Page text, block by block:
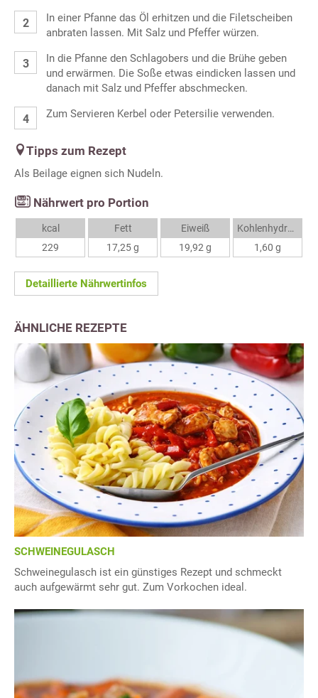
In einer Pfanne das Öl erhitzen und die Filetscheiben
anbraten lassen. Mit Salz und Pfeffer würzen.
In die Pfanne den Schlagobers und die Brühe geben
und erwärmen. Die Soße etwas eindicken lassen und
danach mit Salz und Pfeffer abschmecken.
Zum Servieren Kerbel oder Petersilie verwenden.
Tipps zum Rezept
Als Beilage eignen sich Nudeln.
Nährwert pro Portion
kcal
229
Fett
17,25 g
Eiweiß
19,92 g
Kohlenhydrate
1,60 g
Detaillierte Nährwertinfos
ÄHNLICHE REZEPTE
SCHWEINEGULASCH
Schweinegulasch ist ein günstiges Rezept und schmeckt
auch aufgewärmt sehr gut. Zum Vorkochen ideal.